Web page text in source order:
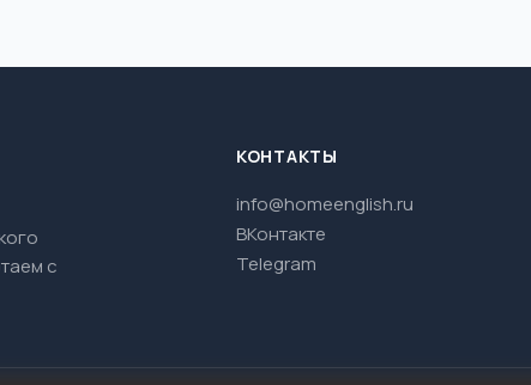
с
КОНТАКТЫ
info@homeenglish.ru
ВКонтакте
Telegram